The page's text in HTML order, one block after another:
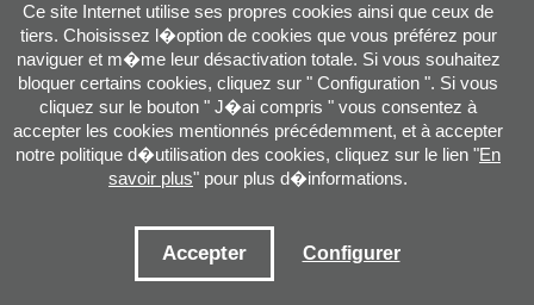
info@pottoka.info
Conditions d'Utilisation-Politique de Privacité-Politique des Cookies
Ce site Internet utilise ses propres cookies ainsi que ceux de
tiers. Choisissez l�option de cookies que vous préférez pour
naviguer et m�me leur désactivation totale. Si vous souhaitez
bloquer certains cookies, cliquez sur " Configuration ". Si vous
cliquez sur le bouton " J�ai compris " vous consentez à
accepter les cookies mentionnés précédemment, et à accepter
notre politique d�utilisation des cookies, cliquez sur le lien "En
savoir plus" pour plus d�informations.
Accepter Configurer